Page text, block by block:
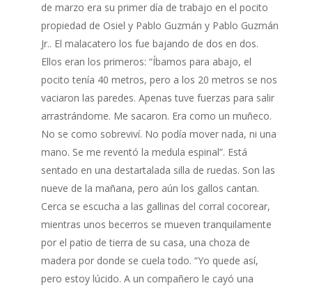
de marzo era su primer día de trabajo en el pocito
propiedad de Osiel y Pablo Guzmán y Pablo Guzmán
Jr.. El malacatero los fue bajando de dos en dos.
Ellos eran los primeros: “Íbamos para abajo, el
pocito tenía 40 metros, pero a los 20 metros se nos
vaciaron las paredes. Apenas tuve fuerzas para salir
arrastrándome. Me sacaron. Era como un muñeco.
No se como sobreviví. No podía mover nada, ni una
mano. Se me reventó la medula espinal”. Está
sentado en una destartalada silla de ruedas. Son las
nueve de la mañana, pero aún los gallos cantan.
Cerca se escucha a las gallinas del corral cocorear,
mientras unos becerros se mueven tranquilamente
por el patio de tierra de su casa, una choza de
madera por donde se cuela todo. “Yo quede así,
pero estoy lúcido. A un compañero le cayó una